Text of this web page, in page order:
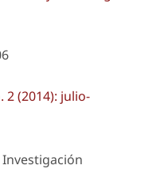
2 (2014): julio-